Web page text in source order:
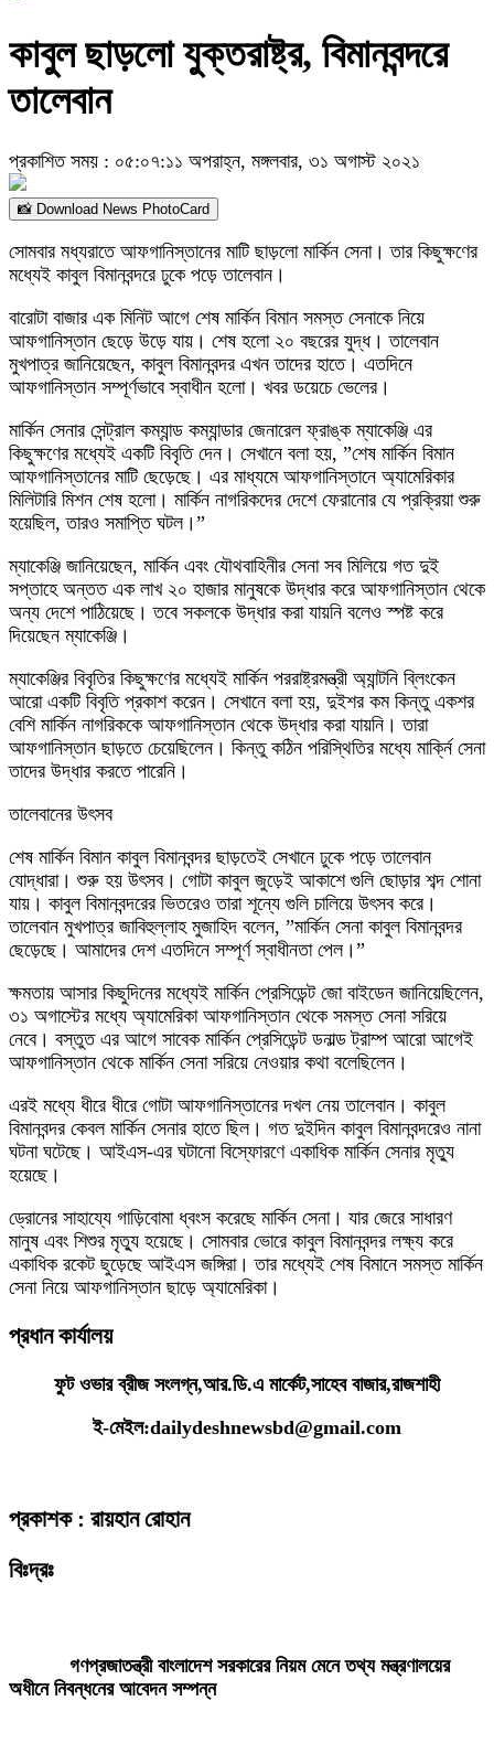
কাবুল ছাড়লো যুক্তরাষ্ট্র, বিমানবন্দরে
তালেবান
প্রকাশিত সময় : ০৫:০৭:১১ অপরাহ্ন, মঙ্গলবার, ৩১ অগাস্ট ২০২১
📸 Download News PhotoCard
সোমবার মধ্যরাতে আফগানিস্তানের মাটি ছাড়লো মার্কিন সেনা। তার কিছুক্ষণের
মধ্যেই কাবুল বিমানবন্দরে ঢুকে পড়ে তালেবান।
বারোটা বাজার এক মিনিট আগে শেষ মার্কিন বিমান সমস্ত সেনাকে নিয়ে
আফগানিস্তান ছেড়ে উড়ে যায়। শেষ হলো ২০ বছরের যুদ্ধ। তালেবান
মুখপাত্র জানিয়েছেন, কাবুল বিমানবন্দর এখন তাদের হাতে। এতদিনে
আফগানিস্তান সম্পূর্ণভাবে স্বাধীন হলো। খবর ডয়েচে ভেলের।
মার্কিন সেনার সেন্ট্রাল কম্যান্ড কম্যান্ডার জেনারেল ফ্রাঙ্ক ম্যাকেঞ্জি এর
কিছুক্ষণের মধ্যেই একটি বিবৃতি দেন। সেখানে বলা হয়, ”শেষ মার্কিন বিমান
আফগানিস্তানের মাটি ছেড়েছে। এর মাধ্যমে আফগানিস্তানে অ্যামেরিকার
মিলিটারি মিশন শেষ হলো। মার্কিন নাগরিকদের দেশে ফেরানোর যে প্রক্রিয়া শুরু
হয়েছিল, তারও সমাপ্তি ঘটল।”
ম্যাকেঞ্জি জানিয়েছেন, মার্কিন এবং যৌথবাহিনীর সেনা সব মিলিয়ে গত দুই
সপ্তাহে অন্তত এক লাখ ২০ হাজার মানুষকে উদ্ধার করে আফগানিস্তান থেকে
অন্য দেশে পাঠিয়েছে। তবে সকলকে উদ্ধার করা যায়নি বলেও স্পষ্ট করে
দিয়েছেন ম্যাকেঞ্জি।
ম্যাকেঞ্জির বিবৃতির কিছুক্ষণের মধ্যেই মার্কিন পররাষ্ট্রমন্ত্রী অ্যান্টনি ব্লিংকেন
আরো একটি বিবৃতি প্রকাশ করেন। সেখানে বলা হয়, দুইশর কম কিন্তু একশর
বেশি মার্কিন নাগরিককে আফগানিস্তান থেকে উদ্ধার করা যায়নি। তারা
আফগানিস্তান ছাড়তে চেয়েছিলেন। কিন্তু কঠিন পরিস্থিতির মধ্যে মার্ক্নি সেনা
তাদের উদ্ধার করতে পারেনি।
তালেবানের উৎসব
শেষ মার্কিন বিমান কাবুল বিমানবন্দর ছাড়তেই সেখানে ঢুকে পড়ে তালেবান
যোদ্ধারা। শুরু হয় উৎসব। গোটা কাবুল জুড়েই আকাশে গুলি ছোড়ার শব্দ শোনা
যায়। কাবুল বিমানবন্দরের ভিতরেও তারা শূন্যে গুলি চালিয়ে উৎসব করে।
তালেবান মুখপাত্র জাবিহুল্লাহ মুজাহিদ বলেন, ”মার্কিন সেনা কাবুল বিমানবন্দর
ছেড়েছে। আমাদের দেশ এতদিনে সম্পূর্ণ স্বাধীনতা পেল।”
ক্ষমতায় আসার কিছুদিনের মধ্যেই মার্কিন প্রেসিডেন্ট জো বাইডেন জানিয়েছিলেন,
৩১ অগাস্টের মধ্যে অ্যামেরিকা আফগানিস্তান থেকে সমস্ত সেনা সরিয়ে
নেবে। বস্তুত এর আগে সাবেক মার্কিন প্রেসিডেন্ট ডনাল্ড ট্রাম্প আরো আগেই
আফগানিস্তান থেকে মার্কিন সেনা সরিয়ে নেওয়ার কথা বলেছিলেন।
এরই মধ্যে ধীরে ধীরে গোটা আফগানিস্তানের দখল নেয় তালেবান। কাবুল
বিমানবন্দর কেবল মার্কিন সেনার হাতে ছিল। গত দুইদিন কাবুল বিমানবন্দরেও নানা
ঘটনা ঘটেছে। আইএস-এর ঘটানো বিস্ফোরণে একাধিক মার্কিন সেনার মৃত্যু
হয়েছে।
ড্রোনের সাহায্যে গাড়িবোমা ধ্বংস করেছে মার্কিন সেনা। যার জেরে সাধারণ
মানুষ এবং শিশুর মৃত্যু হয়েছে। সোমবার ভোরে কাবুল বিমানবন্দর লক্ষ্য করে
একাধিক রকেট ছুড়েছে আইএস জঙ্গিরা। তার মধ্যেই শেষ বিমানে সমস্ত মার্কিন
সেনা নিয়ে আফগানিস্তান ছাড়ে অ্যামেরিকা।
প্রধান কার্যালয়
ফুট ওভার ব্রীজ সংলগ্ন,আর.ডি.এ মার্কেট,সাহেব বাজার,রাজশাহী
ই-মেইল:dailydeshnewsbd@gmail.com
প্রকাশক : রায়হান রোহান
বিঃদ্রঃ
গণপ্রজাতন্ত্রী বাংলাদেশ সরকারের নিয়ম মেনে তথ্য মন্ত্রণালয়ের
অধীনে নিবন্ধনের আবেদন সম্পন্ন